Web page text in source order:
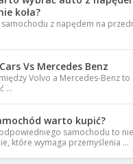
koła?
z napędem na
Vs Mercedes Benz
Volvo a Mercedes-Benz to
…
warto kupić?
samochodu to
które wymaga przemyślenia …